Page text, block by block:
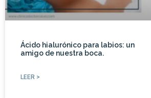
Ácido hialurónico para labios: un
amigo de nuestra boca.
LEER >